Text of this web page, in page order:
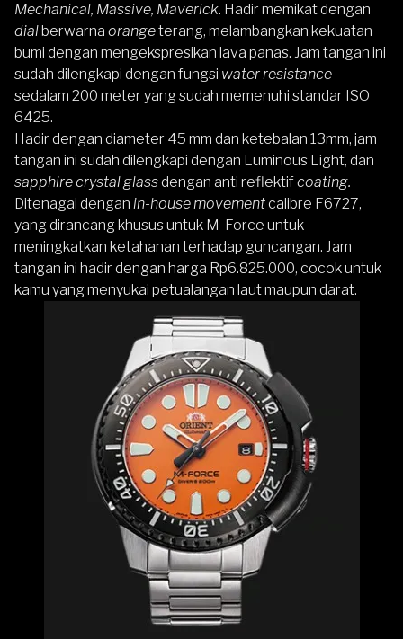
Mechanical, Massive, Maverick. Hadir memikat dengan
dialberwarna orangeterang, melambangkan kekuatan
bumi dengan mengekspresikan lava panas. Jam tangan ini
sudah dilengkapi dengan fungsi water resistance
sedalam 200 meter yang sudah memenuhi standar ISO
6425.
Hadir dengan diameter 45 mm dan ketebalan 13mm, jam
tangan ini sudah dilengkapi dengan Luminous Light, dan
sapphire crystal glassdengan anti reflektifcoating.
Ditenagai dengan in-house movementcalibre F6727,
yang dirancang khusus untuk M-Force untuk
meningkatkan ketahanan terhadap guncangan. Jam
tangan ini hadir dengan harga Rp6.825.000, cocok untuk
kamu yang menyukai petualangan laut maupun darat.